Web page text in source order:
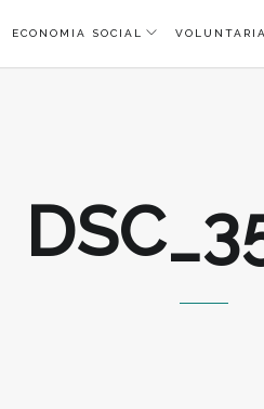
ECONOMIA SOCIAL